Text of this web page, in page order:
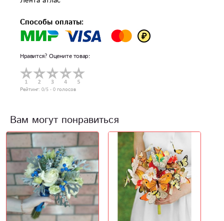
Способы оплаты:
Нравится? Оцените товар:
Рейтинг: 0/5 - 0 голосов
Вам могут понравиться